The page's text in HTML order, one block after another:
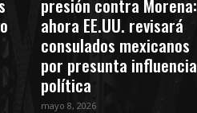
presión contra Morena:
ahora EE.UU. revisará
consulados mexicanos
por presunta influencia
política
mayo 8, 2026